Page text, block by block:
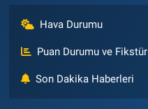
Hava Durumu
Puan Durumu ve Fikstür
Son Dakika Haberleri